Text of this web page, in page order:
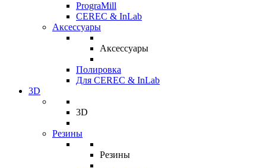
PrograMill
CEREC & InLab
Аксессуары
Аксессуары
Полировка
Для CEREC & InLab
3D
3D
Резины
Резины